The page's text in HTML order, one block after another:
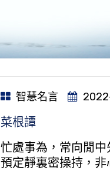
智慧名言
菜根譚
忙處事為，常向閒中
預定靜裏密操持，非